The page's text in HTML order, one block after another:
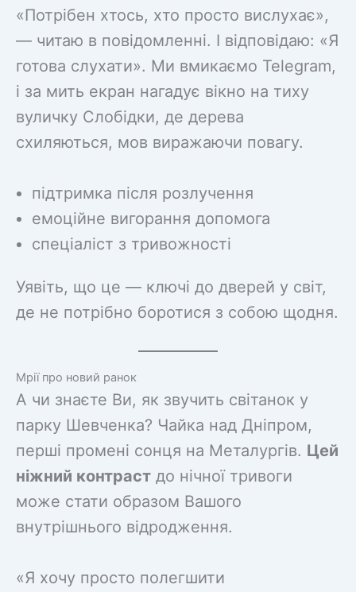
«Потрібен хтось, хто просто вислухає»,
— читаю в повідомленні. І відповідаю: «Я
готова слухати». Ми вмикаємо Telegram,
і за мить екран нагадує вікно на тиху
вуличку Слобідки, де дерева
схиляються, мов виражаючи повагу.
підтримка після розлучення
емоційне вигорання допомога
спеціаліст з тривожності
Уявіть, що це — ключі до дверей у світ,
де не потрібно боротися з собою щодня.
Мрії про новий ранок
А чи знаєте Ви, як звучить світанок у
парку Шевченка? Чайка над Дніпром,
перші промені сонця на Металургів. Цей
ніжний контраст до нічної тривоги
може стати образом Вашого
внутрішнього відродження.
«Я хочу просто полегшити